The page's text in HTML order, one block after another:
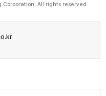
All rights reserved.